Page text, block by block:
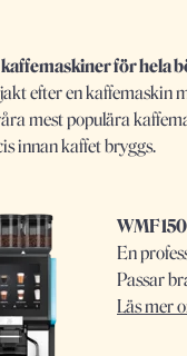
för hela
efter en kaffemaskin
mest populära
innan kaffet bryggs.
WMF
En
Passar
Läs mer